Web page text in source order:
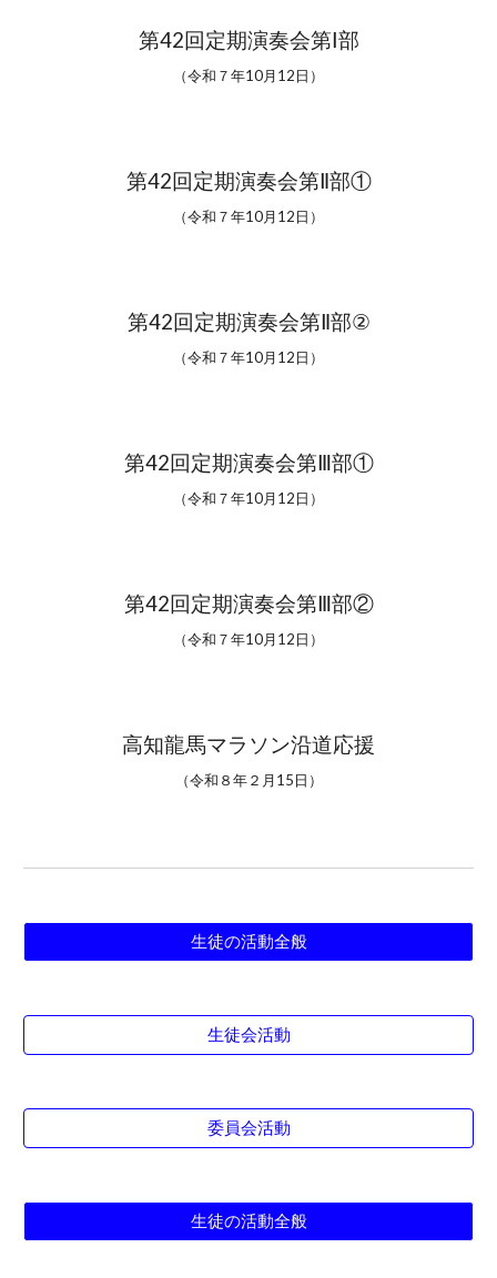
第42回定期演奏会第Ⅰ部
（令和 ７年10月12日）
第42回定期演奏会第Ⅱ部①
（令和 ７年10月12日）
第42回定期演奏会第Ⅱ部②
（令和 ７年10月12日）
第42回定期演奏会第Ⅲ部①
（令和 ７年10月12日）
第42回定期演奏会第Ⅲ部②
（令和 ７年10月12日）
高知龍馬マラソン沿道応援
（令和 ８年２ 月1 5日）
生徒の活動全般
生徒会活動
委員会活動
生徒の活動全般